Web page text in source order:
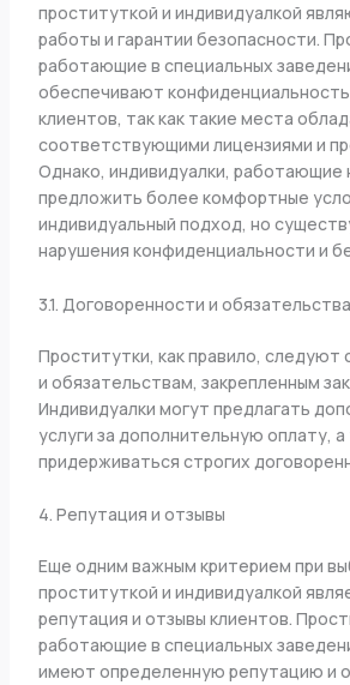
проституткой и индивидуалкой
работы и гарантии безопасности.
работающие в специальных
обеспечивают
клиентов, так как такие места
соответствующими лицензиями и
Однако, индивидуалки, работающие
предложить более комфортные
индивидуальный подход, но
нарушения конфиденциальности и
3.1. Договоренности и обязательства
Проститутки, как правило, следуют
и обязательствам, закрепленным
Индивидуалки могут предлагать
услуги за дополнительную оплату,
придерживаться строгих
4. Репутация и отзывы
Еще одним важным критерием при
проституткой и индивидуалкой
репутация и отзывы клиентов.
работающие в специальных
имеют определенную репутацию и